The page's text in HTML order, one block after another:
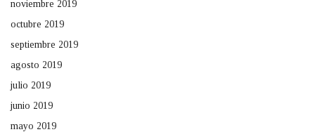
noviembre 2019
octubre 2019
septiembre 2019
agosto 2019
julio 2019
junio 2019
mayo 2019